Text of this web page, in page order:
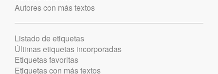
Autores con más textos
Listado de etiquetas
Últimas etiquetas incorporadas
Etiquetas favoritas
Etiquetas con más textos